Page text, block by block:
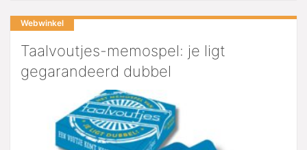
Webwinkel
Taalvoutjes-memospel: je ligt
gegarandeerd dubbel